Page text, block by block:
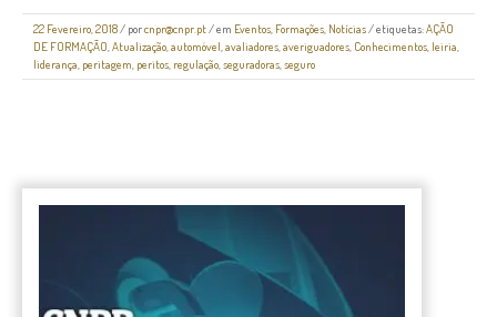
22 Fevereiro, 2018/ porcnpr@cnpr.pt/ em Eventos, Formações, Notícias/ etiquetas:AÇÃO
DE FORMAÇÃO,Atualização,automóvel,avaliadores,averiguadores, Conhecimentos, leiria,
liderança, peritagem, peritos, regulação,seguradoras,seguro